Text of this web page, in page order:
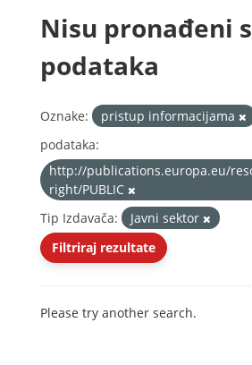
Nisu pronađeni
podataka
Oznake: pristup informacijama
podataka:
http://publications.europa.eu/
right/PUBLIC
Tip Izdavača:
Javni sektor
Filtriraj rezultate
Please try another search.